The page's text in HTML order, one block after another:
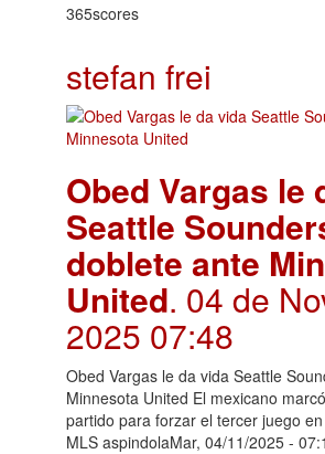
365scores
stefan frei
Obed Vargas le
Seattle
doblete ante
United. 04 de
2025 07:48
Obed Vargas le da vida Seattle
Minnesota United El mexicano
partido para forzar el tercer juego
MLS aspindolaMar, 04/11/2025 -